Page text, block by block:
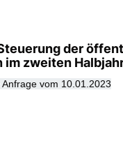
der
im zweiten
vom 10.01.2023